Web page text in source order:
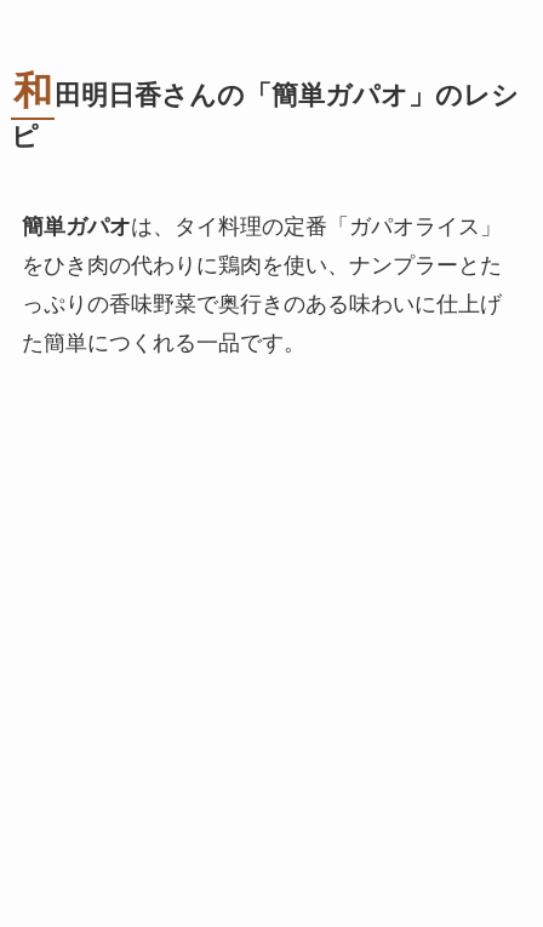
和 田明日香さんの「簡単ガパオ」のレシ
ピ
簡単ガパオは、タイ料理の定番「ガパオライス」
をひき肉の代わりに鶏肉を使い、ナンプラーとた
っぷりの香味野菜で奥行きのある味わいに仕上げ
た簡単につくれる一品です。